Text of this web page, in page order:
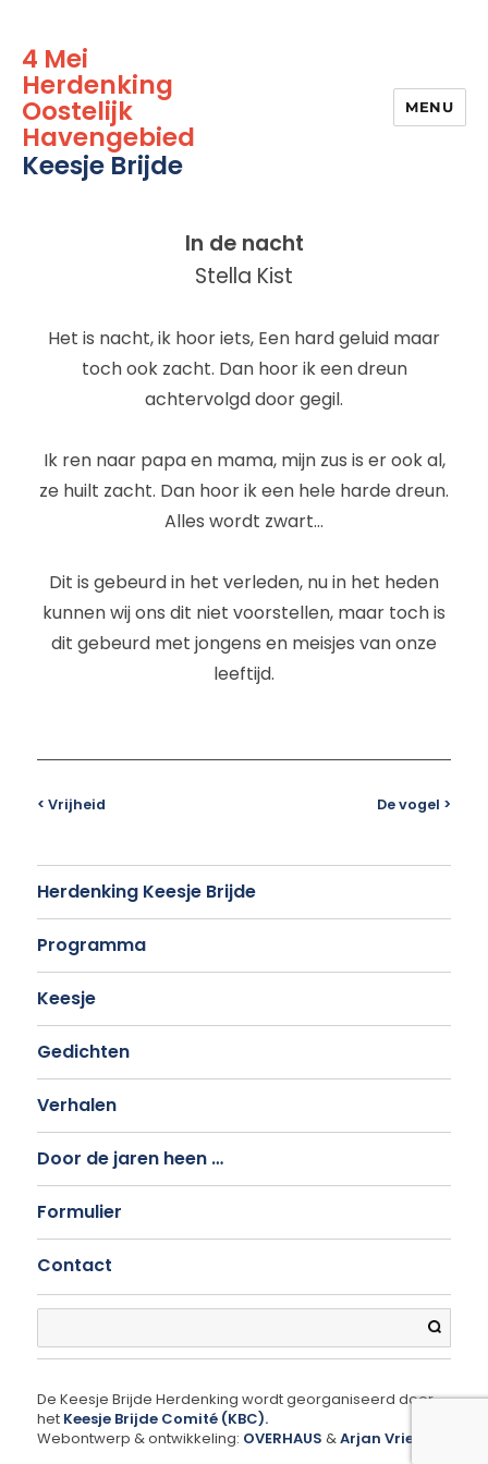
4 Mei
Herdenking
Oostelijk
Havengebied
Keesje Brijde
MENU
In de nacht
Stella Kist
Het is nacht, ik hoor iets, Een hard geluid maar
toch ook zacht. Dan hoor ik een dreun
achtervolgd door gegil.
Ik ren naar papa en mama, mijn zus is er ook al,
ze huilt zacht. Dan hoor ik een hele harde dreun.
Alles wordt zwart…
Dit is gebeurd in het verleden, nu in het heden
kunnen wij ons dit niet voorstellen, maar toch is
dit gebeurd met jongens en meisjes van onze
leeftijd.
< Vrijheid De vogel >
Herdenking Keesje Brijde
Programma
Keesje
Gedichten
Verhalen
Door de jaren heen …
Formulier
Contact
Search
De Keesje Brijde Herdenking wordt georganiseerd door
het Keesje Brijde Comité (KBC).
Webontwerp & ontwikkeling: OVERHAUS &Arjan Vriezen